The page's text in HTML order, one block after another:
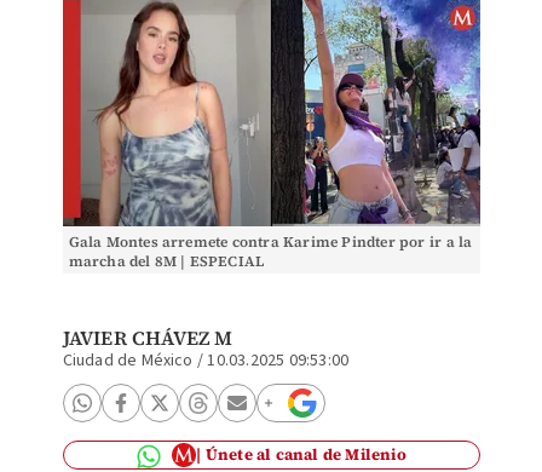
Gala Montes arremete contra Karime Pindter por ir a la
marcha del 8M | ESPECIAL
JAVIER CHÁVEZ M
Ciudad de México /10.03.2025 09:53:00
Únete al canal de Milenio